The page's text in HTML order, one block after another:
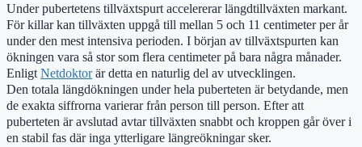
Under pubertetens tillväxtspurt accelererar längdtillväxten markant.
För killar kan tillväxten uppgå till mellan 5 och 11 centimeter per år
under den mest intensiva perioden. I början av tillväxtspurten kan
ökningen vara så stor som flera centimeter på bara några månader.
EnligtNetdoktorär detta en naturlig del av utvecklingen.
Den totala längdökningen under hela puberteten är betydande, men
de exakta siffrorna varierar från person till person. Efter att
puberteten är avslutad avtar tillväxten snabbt och kroppen går över i
en stabil fas där inga ytterligare längreökningar sker.